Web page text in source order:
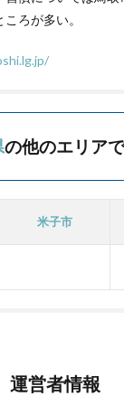
ろが多い。
の他のエリア
米子市
運営者情報